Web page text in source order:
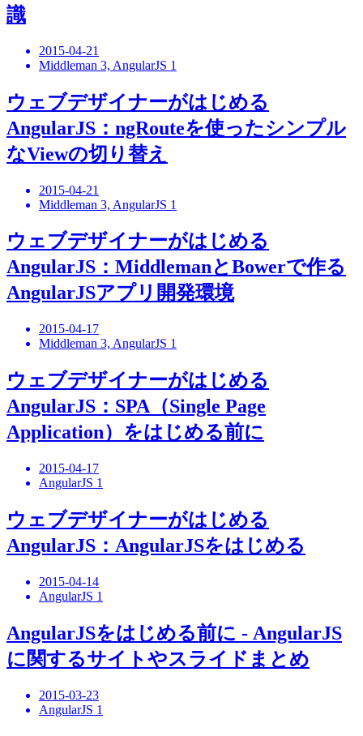
識
2015-04-21
Middleman 3, AngularJS 1
ウェブデザイナーがはじめる
AngularJS：ngRouteを使ったシンプル
なViewの切り替え
2015-04-21
Middleman 3, AngularJS 1
ウェブデザイナーがはじめる
AngularJS：MiddlemanとBowerで作る
AngularJSアプリ開発環境
2015-04-17
Middleman 3, AngularJS 1
ウェブデザイナーがはじめる
AngularJS：SPA（Single Page
Application）をはじめる前に
2015-04-17
AngularJS 1
ウェブデザイナーがはじめる
AngularJS：AngularJSをはじめる
2015-04-14
AngularJS 1
AngularJSをはじめる前に - AngularJS
に関するサイトやスライドまとめ
2015-03-23
AngularJS 1